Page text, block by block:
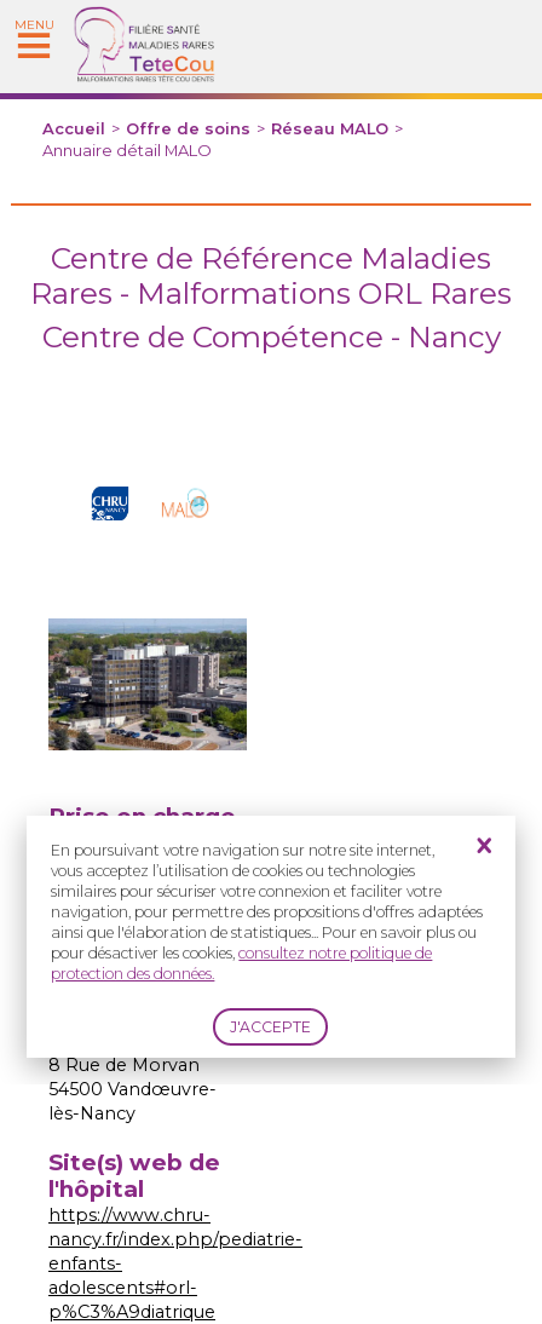
En poursuivant votre navigation sur notre site internet,
vous acceptez l’utilisation de cookies ou technologies
similaires pour sécuriser votre connexion et faciliter votre
navigation, pour permettre des propositions d'offres adaptées
ainsi que l'élaboration de statistiques... Pour en savoir plus ou
pour désactiver les cookies,consultez notre politique de
protection des données.
MENU
Accueil > Offre de soins > Réseau MALO >
Annuaire détail MALO
Centre de Référence Maladies
Rares - Malformations ORL Rares
Centre de Compétence - Nancy
Prise en charge
:
Enfants
Adresse(s) :
CHRU de Nancy -
Hôpitaux de Brabois –
8 Rue de Morvan
54500 Vandœuvre-
lès-Nancy
Site(s) web de
l'hôpital
https://www.chru-
nancy.fr/index.php/pediatrie-
enfants-
adolescents#orl-
p%C3%A9diatrique